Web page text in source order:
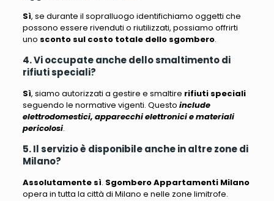
Sì, se durante il sopralluogo identifichiamo oggetti che
possono essere rivenduti o riutilizzati, possiamo offrirti
uno sconto sul costo totale dello sgombero.
4. Vi occupate anche dello smaltimento di
rifiuti speciali?
Sì, siamo autorizzati a gestire e smaltire rifiuti speciali
seguendo le normative vigenti. Questo include
elettrodomestici, apparecchi elettronici e materiali
pericolosi.
5. Il servizio è disponibile anche in altre zone di
Milano?
Assolutamente sì. Sgombero Appartamenti Milano
opera in tutta la città di Milano e nelle zone limitrofe.